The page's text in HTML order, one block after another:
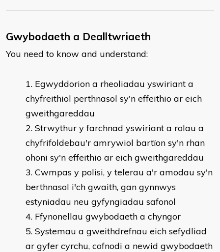
Gwybodaeth a Dealltwriaeth
You need to know and understand:
Egwyddorion a rheoliadau yswiriant a
chyfreithiol perthnasol sy'n effeithio ar eich
gweithgareddau
Strwythur y farchnad yswiriant a rolau a
chyfrifoldebau'r amrywiol bartïon sy'n rhan
ohoni sy'n effeithio ar eich gweithgareddau
Cwmpas y polisi, y telerau a'r amodau sy'n
berthnasol i'ch gwaith, gan gynnwys
estyniadau neu gyfyngiadau safonol
Ffynonellau gwybodaeth a chyngor
Systemau a gweithdrefnau eich sefydliad
ar gyfer cyrchu, cofnodi a newid gwybodaeth